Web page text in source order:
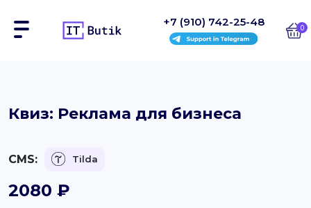
Блоки
На заказ
+7 (910) 742-25-48 0
Квиз: Реклама для бизнеса
CMS: Tilda
2080 ₽